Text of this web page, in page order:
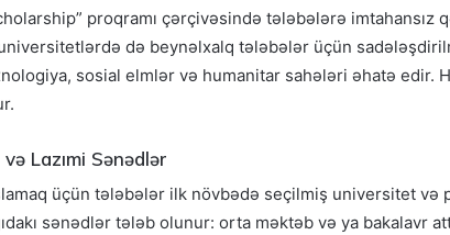
proqramı çərçivəsində tələbələrə imtahansız
universitetlərdə də beynəlxalq tələbələr üçün
sosial elmlər və humanitar sahələri əhatə edir.
Lazımi Sənədlər
üçün tələbələr ilk növbədə seçilmiş universitet və
sənədlər tələb olunur: orta məktəb və ya bakalavr